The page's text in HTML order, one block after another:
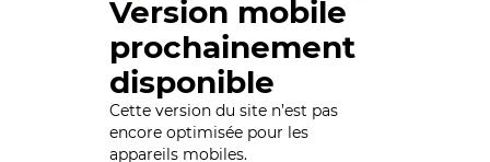
Version mobile
prochainement
disponible
Cette version du site n’est pas
encore optimisée pour les
appareils mobiles.